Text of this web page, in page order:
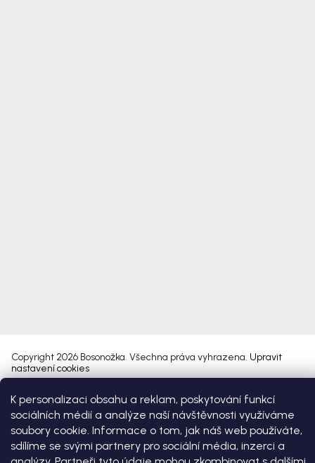
K personalizaci obsahu a reklam, poskytování funkcí
sociálních médií a analýze naší návštěvnosti využíváme
soubory cookie. Informace o tom, jak náš web používáte,
sdílíme se svými partnery pro sociální média, inzerci a
Vytvořil Shoptet Premium
Copyright 2026 Bosonožka. Všechna práva vyhrazena. Upravit
nastavení cookies